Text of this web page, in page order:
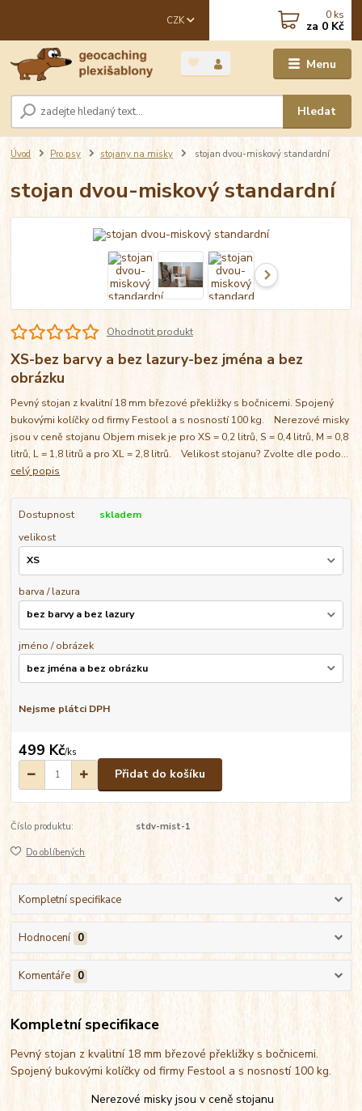
Menu
CZK
Hledat
0 ks
za 0 Kč
Úvod Pro psy stojany na misky stojan dvou-miskový standardní
stojan dvou-miskový standardní
Ohodnotit produkt
XS-bez barvy a bez lazury-bez jména a bez
obrázku
Pevný stojan z kvalitní 18 mm březové překližky s bočnicemi. Spojený
bukovými kolíčky od firmy Festool a s nosností 100 kg. Nerezové misky
jsou v ceně stojanu Objem misek je pro XS = 0,2 litrů, S = 0,4 litrů, M = 0,8
litrů, L = 1,8 litrů a pro XL = 2,8 litrů. Velikost stojanu? Zvolte dle podo...
celý popis
Dostupnost
skladem
velikost
barva / lazura
jméno / obrázek
Nejsme plátci DPH
499 Kč/ks
Přidat do košíku
Číslo produktu: stdv-mist-1
Do oblíbených
Kompletní specifikace
Hodnocení 0
Komentáře 0
Kompletní specifikace
Pevný stojan z kvalitní 18 mm březové překližky s bočnicemi.
Spojený bukovými kolíčky od firmy Festool a s nosností 100 kg.
Nerezové misky jsou v ceně stojanu